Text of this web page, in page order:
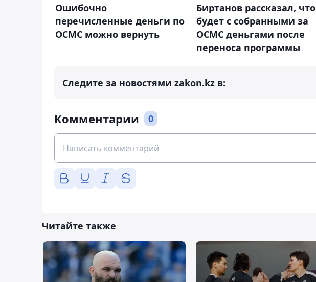
Ошибочно
перечисленные деньги по
ОСМС можно вернуть
Биртанов рассказал, что
будет с собранными за
ОСМС деньгами после
переноса программы
Следите за новостями zakon.kz в:
Комментарии 0
Читайте также